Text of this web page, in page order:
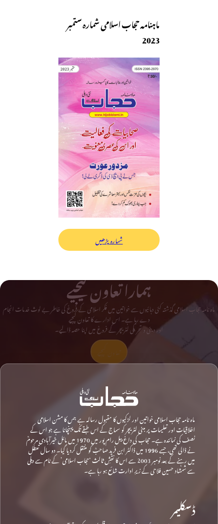
ماہنامہ حجاب اسلامی شمارہ ستمبر
2023
شمارہ پڑھیں
ہمارا تعاون کیجیے
ماہ نامہ حجاب اسلامی گذشتہ کئی دہائیوں سے خواتین میں فکر اسلامی کے فروغ کی خاطر بے لوث خدمات انجام
دے رہا ہے۔ اس ادارے کا تعاون کیجیے
اور دینی و تحریکی لٹریچر کے فروغ میں اپنا حصہ ڈالیے۔
ماہ نامہ حجاب اسلامی خواتین اور لڑکیوں کا مقبول رسالہ ہے جس کا مشن اسلامی
اخلاقیات اور تعلیمات پر مبنی لٹریچر کو سماج کے اس طبقے تک پہنچانا ہے جو اس کے
نصف کی نمائندہ ہے۔ حجاب کی داغ بیل رام پور میں 1970 میں مائل خیرآبادی مرحومؒ
نے ڈالی تھی، جسے 1996 میں ڈاکٹر ابن فرید صاحبؒ کو منتقل کردیا گیا۔ دو سال تعطل
میں رہنے کے بعد نومبر 2003 سے اس کا نقشِ ثالث ‘حجاب اسلامی’ کے نام سے دہلی
سے شمشاد حسین فلاحی کے زیرِ ادارت شائع ہو رہا ہے۔
ڈسکلیمر